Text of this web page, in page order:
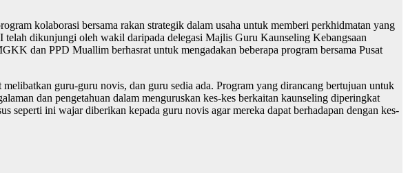
kolaborasi bersama rakan strategik dalam usaha untuk memberi perkhidmatan yang
dikunjungi oleh wakil daripada delegasi Majlis Guru Kaunseling Kebangsaan
dan PPD Muallim berhasrat untuk mengadakan beberapa program bersama Pusat
guru-guru novis, dan guru sedia ada. Program yang dirancang bertujuan untuk
dan pengetahuan dalam menguruskan kes-kes berkaitan kaunseling diperingkat
seperti ini wajar diberikan kepada guru novis agar mereka dapat berhadapan dengan kes-